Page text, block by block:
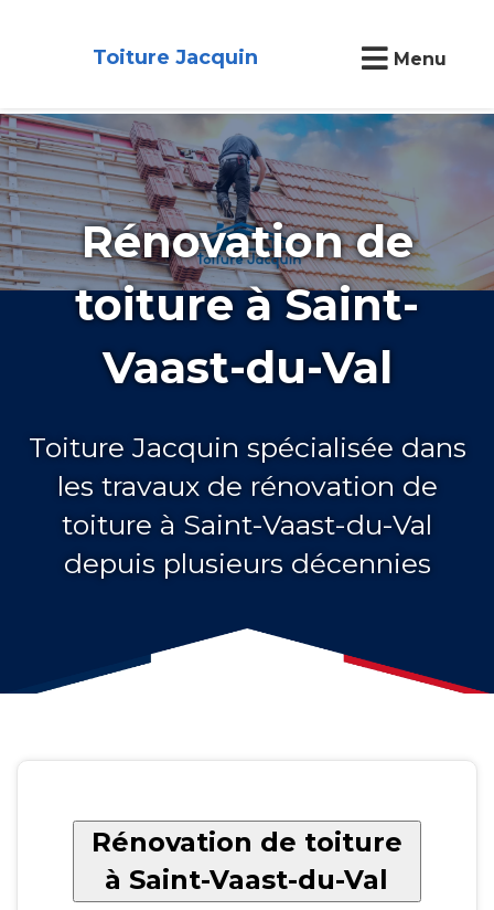
Toiture Jacquin Menu
Rénovation de
toiture à Saint-
Vaast-du-Val
Toiture Jacquin spécialisée dans
les travaux de rénovation de
toiture à Saint-Vaast-du-Val
depuis plusieurs décennies
Rénovation de toiture
à Saint-Vaast-du-Val